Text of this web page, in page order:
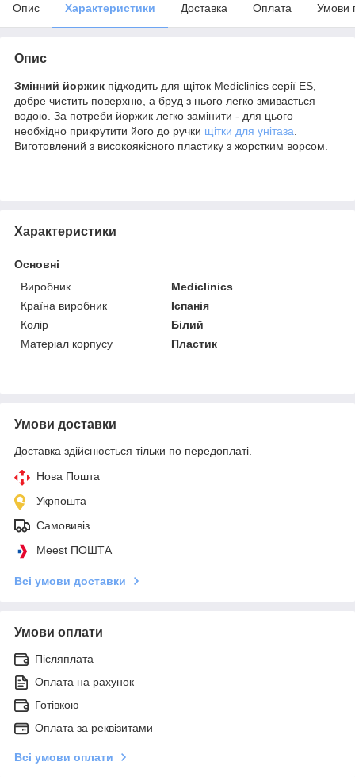
Опис Характеристики Доставка Оплата Умови
Опис
Змінний йоржик підходить для щіток Mediclinics серії ES,
добре чистить поверхню, а бруд з нього легко змивається
водою. За потреби йоржик легко замінити - для цього
необхідно прикрутити його до ручки щітки для унітаза
Виготовлений з високоякісного пластику з жорстким ворсом.
Характеристики
Основні
Виробник
Mediclinics
Країна виробник
Іспанія
Колір
Білий
Матеріал корпусу
Пластик
Умови доставки
Доставка здійснюється тільки по передоплаті.
Нова Пошта
Укрпошта
Самовивіз
Meest ПОШТА
Всі умови доставки
Умови оплати
Післяплата
Оплата на рахунок
Готівкою
Оплата за реквізитами
Всі умови оплати